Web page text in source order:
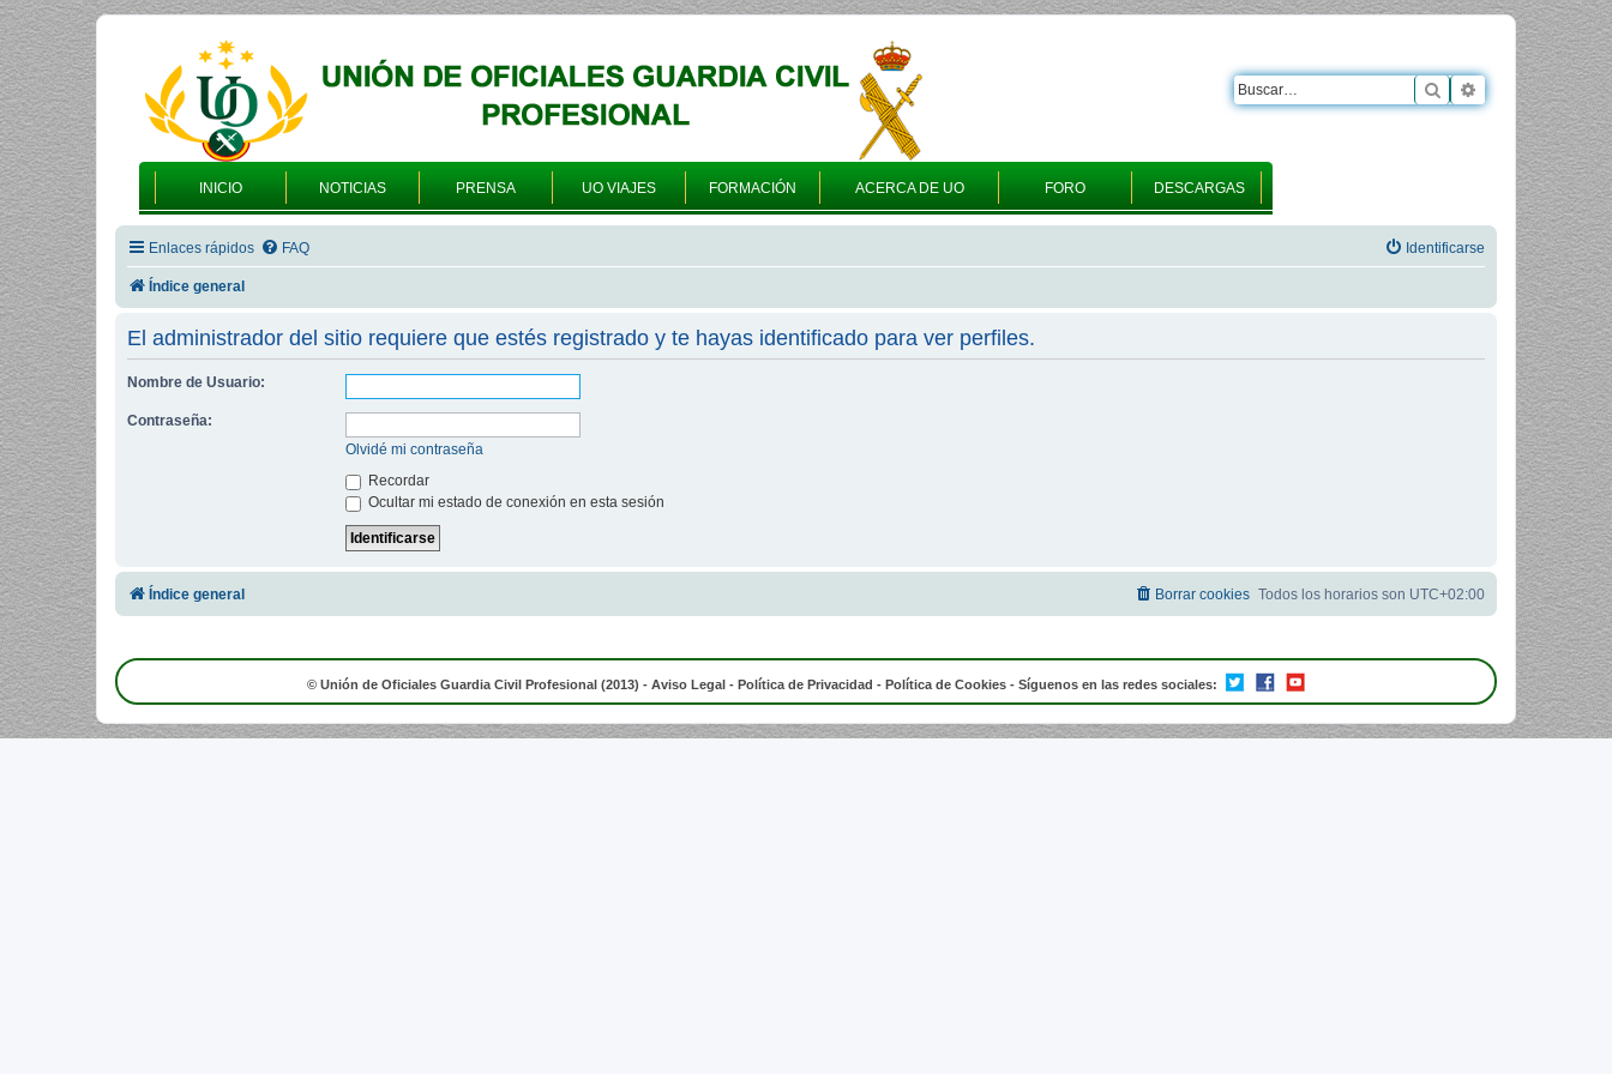
INICIO NOTICIAS PRENSA UO VIAJES FORMACIÓN ACERCA DE UO FORO DESCARGAS
Buscar Búsqueda
Enlaces rápidos FAQ Identificarse
Índice general
El administrador del sitio requiere que estés registrado y te hayas identificado para ver perfiles.
Nombre de Usuario:
Contraseña:
Olvidé mi contraseña
Recordar
Ocultar mi estado de conexión en esta sesión
Índice general Todos los horarios son UTC+02:00
Borrar cookies
© Unión de Oficiales Guardia Civil Profesional (2013) - Aviso Legal - Política de Privacidad - Política de Cookies - Síguenos en las redes sociales: